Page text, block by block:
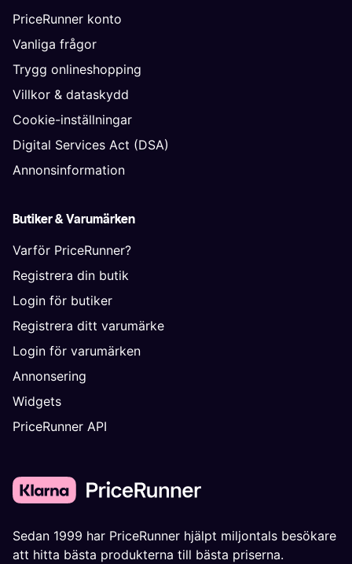
PriceRunner konto
Vanliga frågor
Trygg onlineshopping
Villkor & dataskydd
Cookie-inställningar
Digital Services Act (DSA)
Annonsinformation
Butiker & Varumärken
Varför PriceRunner?
Registrera din butik
Login för butiker
Registrera ditt varumärke
Login för varumärken
Annonsering
Widgets
PriceRunner API
Sedan 1999 har PriceRunner hjälpt miljontals besökare
att hitta bästa produkterna till bästa priserna.